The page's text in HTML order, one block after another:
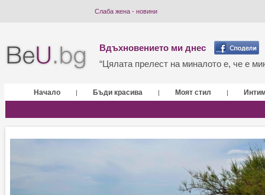
Слаба жена - новини
Вдъхновението ми днес
“Цялата прелест на миналото е, че е
Начало | Бъди красива | Моят стил |